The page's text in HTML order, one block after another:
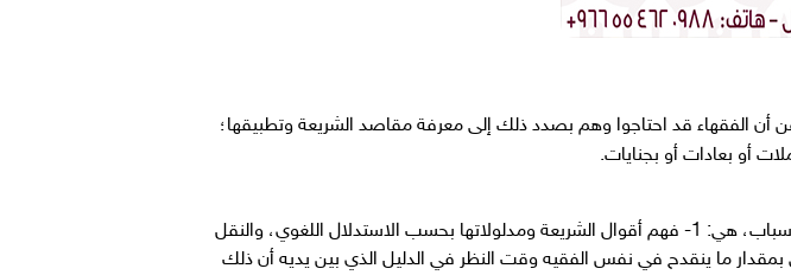
الفقهاء قد احتاجوا وهم بصدد ذلك إلى معرفة مقاصد الشريعة وتطبيقها؛
أو بعادات أو بجنايات.
وقد أرجع الشيخ الطاهر بن عاشور أسباب احتياج الفقهاء لمقاصد الشريعة إلى خمسة أسباب، هي: 1- فهم أقوال الشريعة ومدلولاتها بحسب الاستدلال اللغوي، والنقل
المعارض يقوى بمقدار ما ينقدح في نفس الفقيه وقت النظر في الدليل الذي بين يديه أن ذلك